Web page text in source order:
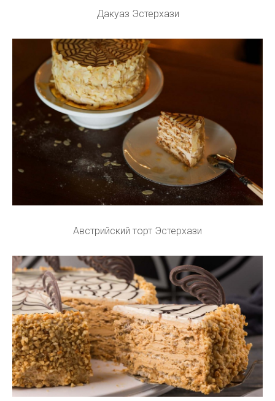
Дакуаз Эстерхази
Австрийский торт Эстерхази